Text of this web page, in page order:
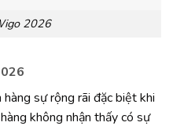
2026
sự rộng rãi đặc biệt khi
không nhận thấy có sự